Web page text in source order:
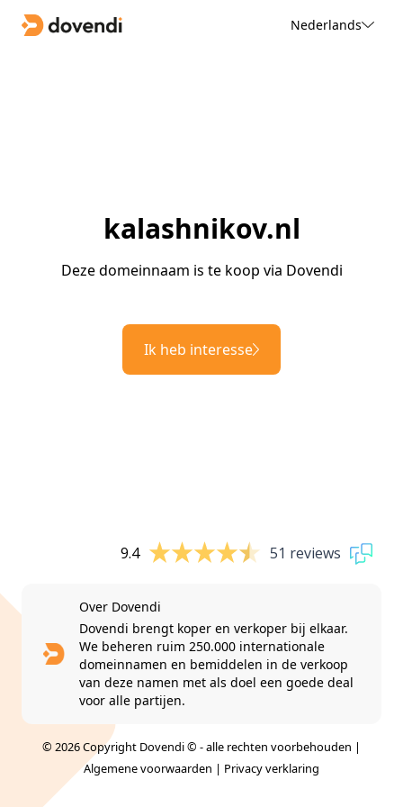
Nederlands
kalashnikov.nl
Deze domeinnaam is te koop via Dovendi
Ik heb interesse
9.4 51 reviews
Over Dovendi
Dovendi brengt koper en verkoper bij elkaar.
We beheren ruim 250.000 internationale
domeinnamen en bemiddelen in de verkoop
van deze namen met als doel een goede deal
voor alle partijen.
© 2026 Copyright Dovendi © - alle rechten voorbehouden |
Algemene voorwaarden | Privacy verklaring